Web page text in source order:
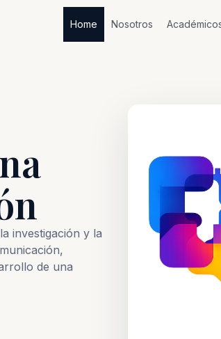
Home Nosotros
investigación y la
de una